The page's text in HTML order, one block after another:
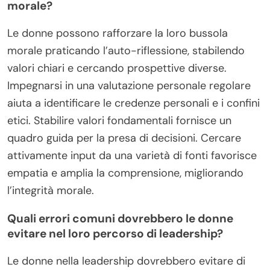
morale?
Le donne possono rafforzare la loro bussola
morale praticando l’auto-riflessione, stabilendo
valori chiari e cercando prospettive diverse.
Impegnarsi in una valutazione personale regolare
aiuta a identificare le credenze personali e i confini
etici. Stabilire valori fondamentali fornisce un
quadro guida per la presa di decisioni. Cercare
attivamente input da una varietà di fonti favorisce
empatia e amplia la comprensione, migliorando
l’integrità morale.
Quali errori comuni dovrebbero le donne
evitare nel loro percorso di leadership?
Le donne nella leadership dovrebbero evitare di